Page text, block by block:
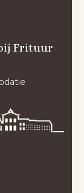
Frituur